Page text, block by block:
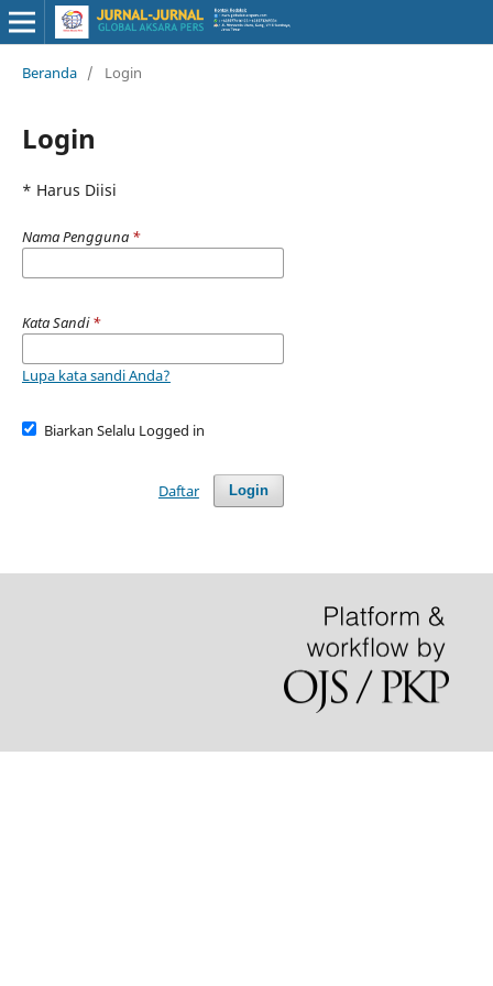
Beranda / Login
Login
* Harus Diisi
Nama Pengguna *
Kata Sandi*
Lupa kata sandi Anda?
Biarkan Selalu Logged in
Login
Daftar